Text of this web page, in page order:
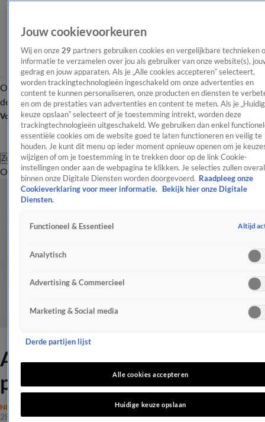
OverzichtAfleveringen Entertainment TV Algemeen
Tip
de redactieNieuwsbrief
Volg Shownieuws
Zoeken
OverzichtEntertainmentSpraakmakendRealityCrimeVideo's
Arnold Schwarzenegger
prijst schoonzoon Chris Pratt
NIEUWS
28 okt 2019, 02:57
Jouw cookievoorkeuren
Wij en onze 29 partners gebruiken cookies en vergelijkbare technieken
informatie te verzamelen over jou als gebruiker van onze website(s),
gedrag en jouw apparaten. Als je „Alle cookies accepteren” selecteert,
worden trackingtechnologieën ingeschakeld om onze advertenties en
content te kunnen personaliseren, onze producten en diensten te
en om de prestaties van advertenties en content te meten. Als je
keuze opslaan” selecteert of je toestemming intrekt, worden deze
trackingtechnologieën uitgeschakeld. We gebruiken dan enkel
essentiële cookies om de website goed te laten functioneren en veilig te
houden. Je kunt dit menu op ieder moment opnieuw openen om je
wijzigen of om je toestemming in te trekken door op de link Cookie-
instellingen onder aan de webpagina te klikken. Je selecties zullen overal
binnen onze Digitale Diensten worden doorgevoerd. Raadpleeg onze
Cookieverklaring voor meer informatie.
Bekijk hier onze Digitale
Diensten.
Functioneel & Essentieel Altijd
Analytisch
Advertising & Commercieel
Marketing & Social media
Derde partijen lijst
Alle cookies accepteren
Huidige keuze opslaan